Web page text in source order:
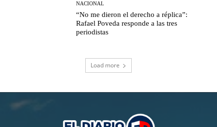
NACIONAL
“No me dieron el derecho a réplica”:
Rafael Poveda responde a las tres
periodistas
Load more